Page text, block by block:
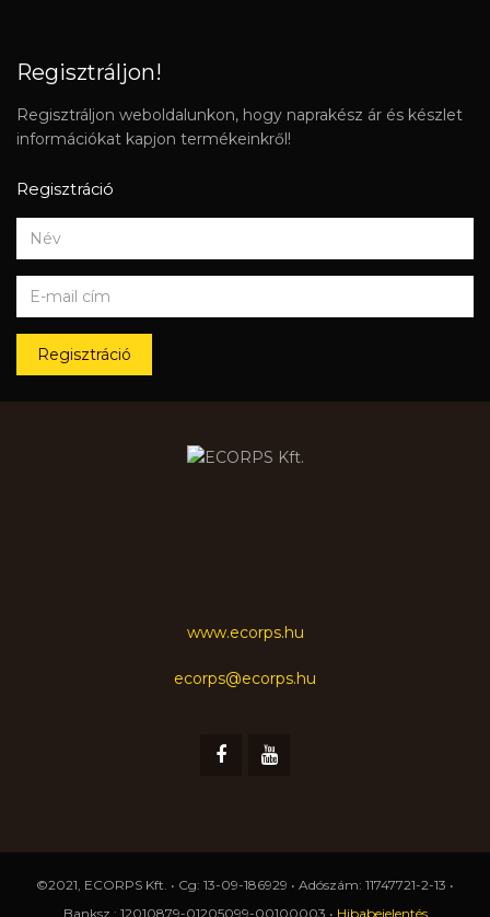
Regisztráljon!
Regisztráljon weboldalunkon, hogy naprakész ár és készlet
információkat kapjon termékeinkről!
Regisztráció
Regisztráció
www.ecorps.hu
ecorps@ecorps.hu
©2021, ECORPS Kft. • Cg: 13-09-186929 • Adószám: 11747721-2-13 •
Banksz.: 12010879-01205099-00100003 • Hibabejelentés